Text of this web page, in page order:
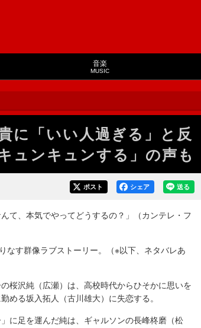
音楽
MUSIC
に「いい人過ぎる」と反
ュンキュンする」の声も
送る
シェア
ポスト
て、本気でやってどうするの？」（カンテレ・フ
なす群像ラブストーリー。（※以下、ネタバレあ
桜沢純（広瀬）は、高校時代からひそかに思いを
める坂入拓人（古川雄大）に失恋する。
に足を運んだ純は、ギャルソンの長峰柊磨（松